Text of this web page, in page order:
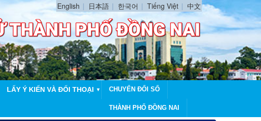
English 日本語 한국어 Tiếng Việt 中文
LẤY Ý KIẾN VÀ ĐỐI THOẠI ▼ CHUYỂN ĐỔI SỐ
THÀNH PHỐ ĐỒNG NAI